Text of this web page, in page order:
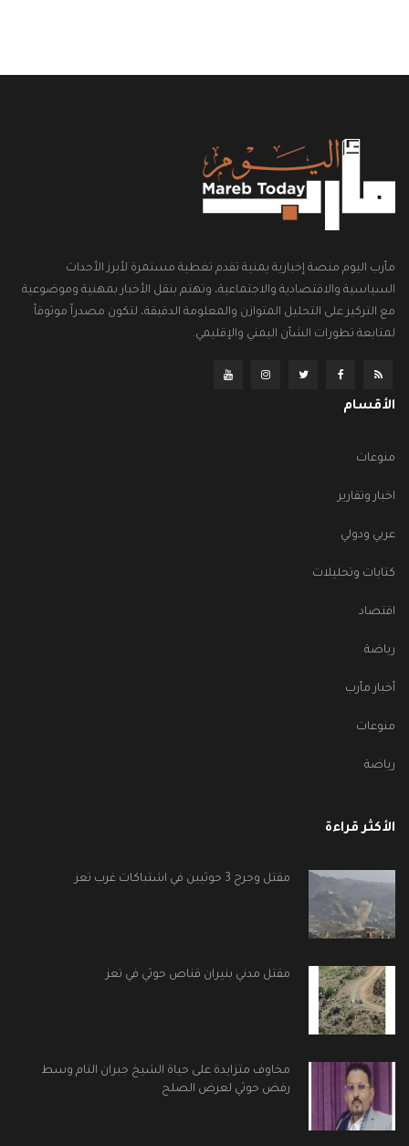
مأرب اليوم منصة إخبارية يمنية تقدم تغطية مستمرة لأبرز الأحداث
السياسية والاقتصادية والاجتماعية، وتهتم بنقل الأخبار بمهنية وموضوعية
مع التركيز على التحليل المتوازن والمعلومة الدقيقة، لتكون مصدراً موثوقاً
لمتابعة تطورات الشأن اليمني والإقليمي.
الأقسام
منوعات
اخبار وتقارير
عربي ودولي
كتابات وتحليلات
اقتصاد
رياضة
أخبار مأرب
منوعات
رياضة
الأكثر قراءة
مقتل وجرح 3 حوثيين في اشتباكات غرب تعز
مقتل مدني بنيران قناص حوثي في تعز
مخاوف متزايدة على حياة الشيخ جبران التام وسط
رفض حوثي لعرض الصلح